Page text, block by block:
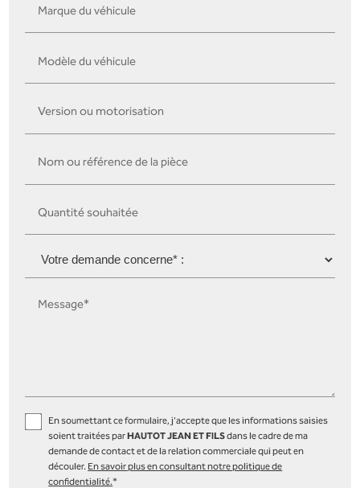
Marque du véhicule
Modèle du véhicule
Version ou motorisation
Nom ou référence de la pièce
Quantité souhaitée
Message*
En soumettant ce formulaire, j'accepte que les informations saisies
soient traitées parHAUTOT JEAN ET FILSdans le cadre de ma
demande de contact et de la relation commerciale qui peut en
découler.En savoir plus en consultant notre politique de
confidentialité.*